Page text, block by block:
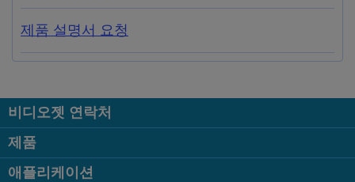
제품 설명서 요청
비디오젯 연락처
제품
애플리케이션